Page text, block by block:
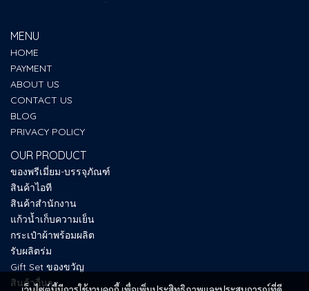
MENU
HOME
PAYMENT
ABOUT US
CONTACT US
BLOG
PRIVACY POLICY
OUR PRODUCT
ของพรีเมี่ยม-บรรจุภัณฑ์
สินค้าไอที
สินค้าสำนักงาน
แก้วน้ำเก็บความเย็น
กระเป๋าผ้าพร้อมผลิต
รับผลิตร่ม
Gift Set ของขวัญ
สินค้าอื่นๆ